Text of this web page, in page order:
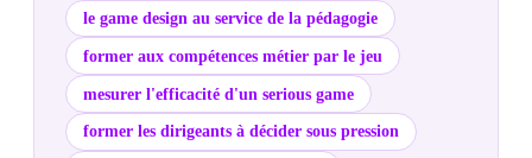
le game design au service de la pédagogie
former aux compétences métier par le jeu
mesurer l'efficacité d'un serious game
former les dirigeants à décider sous pression